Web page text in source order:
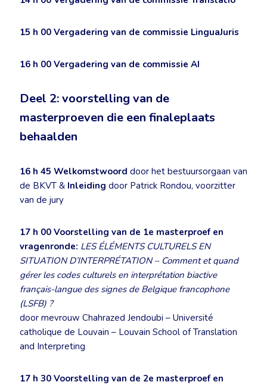
15 h 00 Vergadering van de commissie LinguaJuris
16 h 00 Vergadering van de commissie AI
Deel 2: voorstelling van de
masterproeven die een finaleplaats
behaalden
16 h 45 Welkomstwoord door het bestuursorgaan van
de BKVT & Inleiding door Patrick Rondou, voorzitter
van de jury
17 h 00 Voorstelling van de 1e masterproef en
vragenronde: LES ÉLÉMENTS CULTURELS EN
SITUATION D’INTERPRÉTATION – Comment et quand
gérer les codes culturels en interprétation biactive
français-langue des signes de Belgique francophone
(LSFB) ?
door mevrouw Chahrazed Jendoubi – Université
catholique de Louvain – Louvain School of Translation
and Interpreting
17 h 30 Voorstelling van de 2e masterproef en